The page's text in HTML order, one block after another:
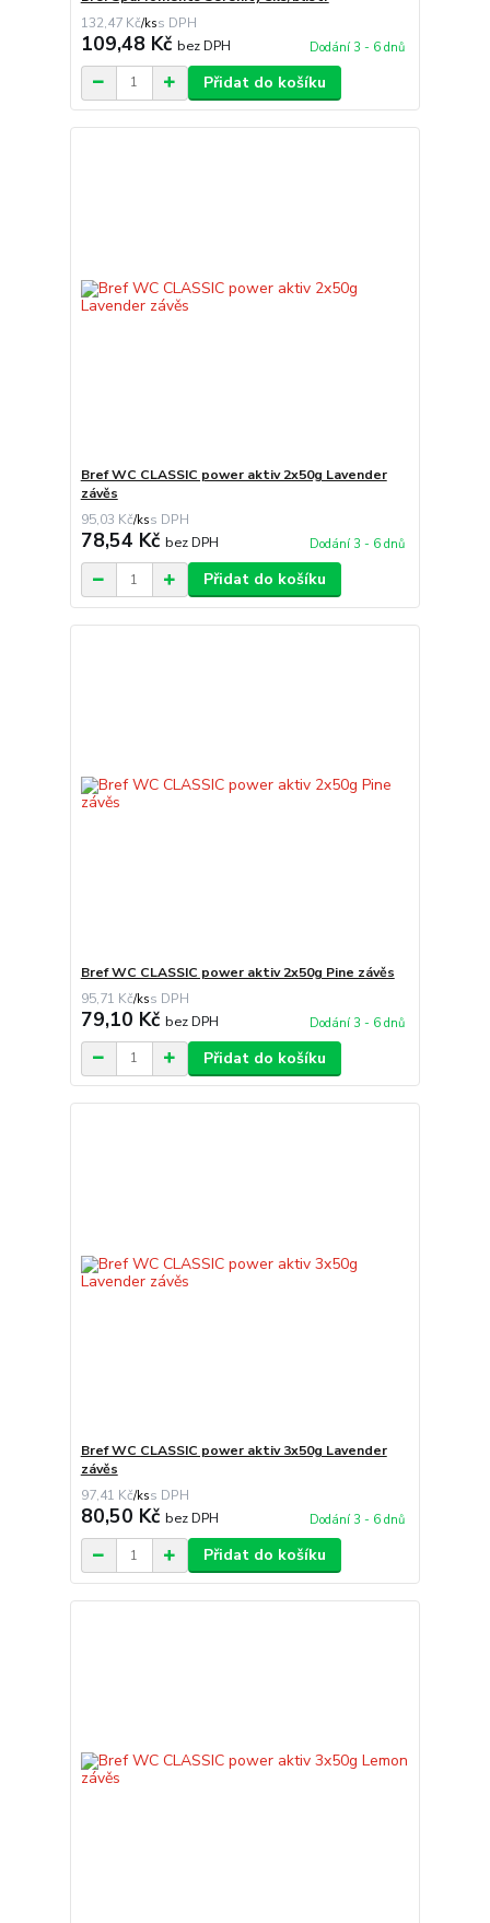
132,47 Kč/ks
109,48 Kč bez DPH Dodání 3 - 6 dnů
Přidat do košíku
Bref WC CLASSIC power aktiv 2x50g Lavender
závěs
95,03 Kč/ks
78,54 Kč bez DPH Dodání 3 - 6 dnů
Přidat do košíku
Bref WC CLASSIC power aktiv 2x50g Pine závěs
95,71 Kč/ks
79,10 Kč bez DPH Dodání 3 - 6 dnů
Přidat do košíku
Bref WC CLASSIC power aktiv 3x50g Lavender
závěs
97,41 Kč/ks
80,50 Kč bez DPH Dodání 3 - 6 dnů
Přidat do košíku